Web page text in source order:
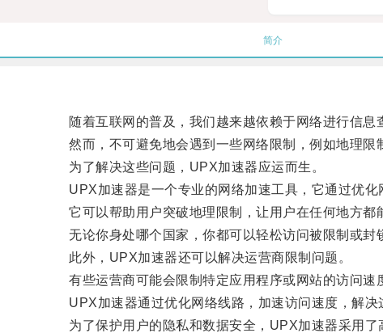
简介
随着互联网的普及，我们越来越依赖于网络进行信息
然而，不可避免地会遇到一些网络限制，例如地理限
为了解决这些问题，UPX加速器应运而生。
UPX加速器是一个专业的网络加速工具，它通过优化
它可以帮助用户突破地理限制，让用户在任何地方都
无论你身处哪个国家，你都可以轻松访问被限制或封
此外，UPX加速器还可以解决运营商限制问题。
有些运营商可能会限制特定应用程序或网站的访问速
UPX加速器通过优化网络线路，加速访问速度，解决
为了保护用户的隐私和数据安全，UPX加速器采用了